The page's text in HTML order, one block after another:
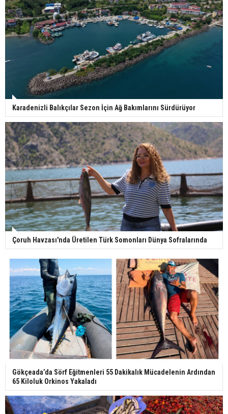
Karadenizli Balıkçılar Sezon İçin Ağ Bakımlarını Sürdürüyor
Çoruh Havzası'nda Üretilen Türk Somonları Dünya Sofralarında
Gökçeada’da Sörf Eğitmenleri 55 Dakikalık Mücadelenin Ardından
65 Kiloluk Orkinos Yakaladı